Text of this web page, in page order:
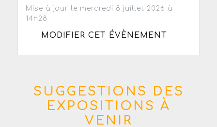
Mise à jour le mercredi 8 juillet 2026 à
14h28
MODIFIER CET ÉVÈNEMENT
SUGGESTIONS DES
EXPOSITIONS À
VENIR